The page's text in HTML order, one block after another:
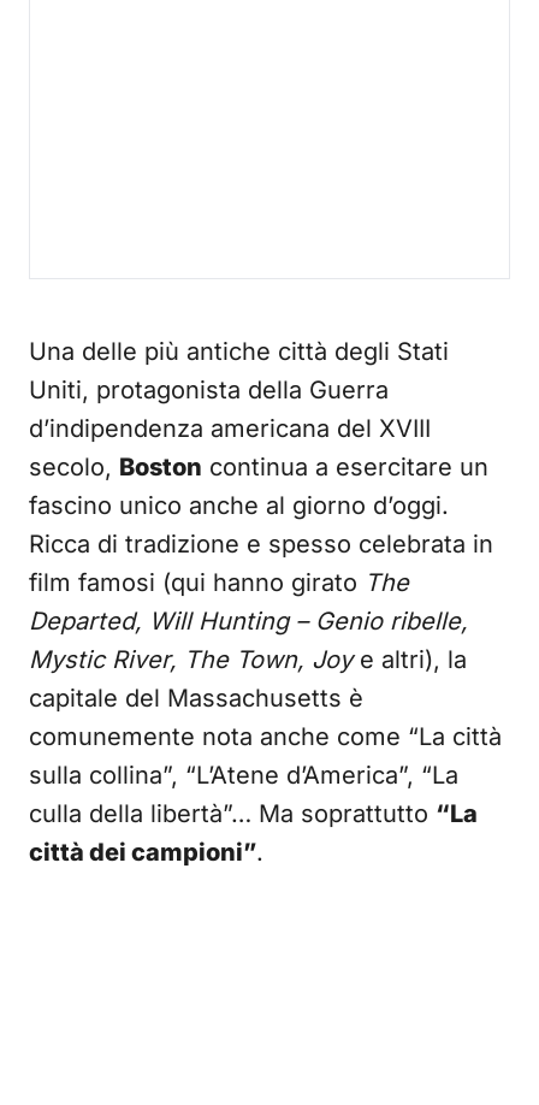
Una delle più antiche città degli Stati
Uniti, protagonista della Guerra
d’indipendenza americana del XVIII
secolo, Boston continua a esercitare un
fascino unico anche al giorno d’oggi.
Ricca di tradizione e spesso celebrata in
film famosi (qui hanno girato The
Departed, Will Hunting – Genio ribelle,
Mystic River, The Town, Joye altri), la
capitale del Massachusetts è
comunemente nota anche come “La città
sulla collina”, “L’Atene d’America”, “La
culla della libertà”… Ma soprattutto “La
città dei campioni”.